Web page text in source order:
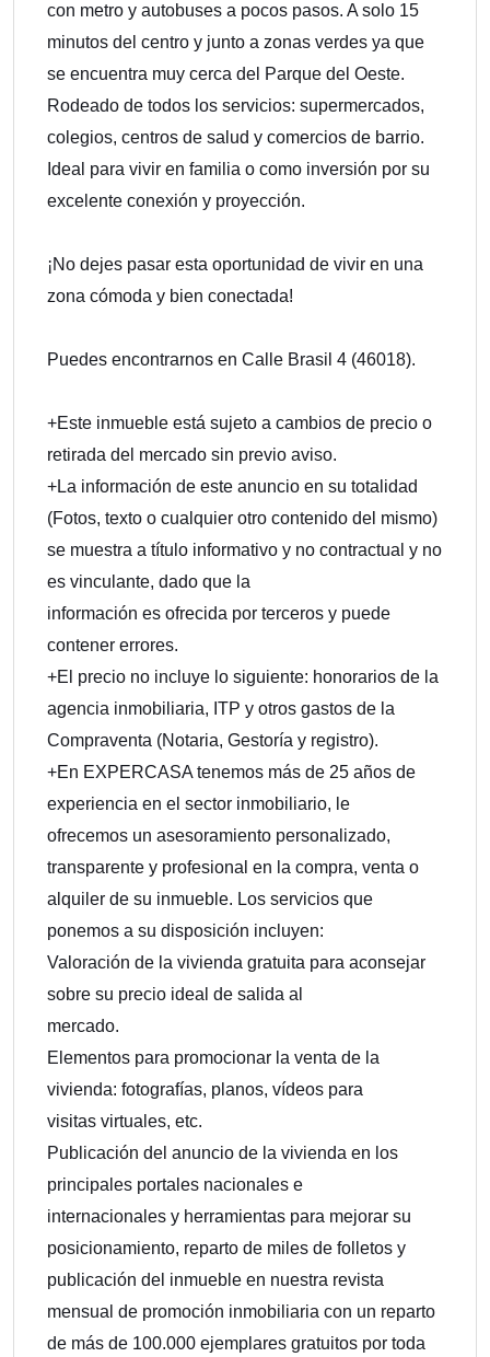
con metro y autobuses a pocos pasos. A solo 15
minutos del centro y junto a zonas verdes ya que
se encuentra muy cerca del Parque del Oeste.
Rodeado de todos los servicios: supermercados,
colegios, centros de salud y comercios de barrio.
Ideal para vivir en familia o como inversión por su
excelente conexión y proyección.
¡No dejes pasar esta oportunidad de vivir en una
zona cómoda y bien conectada!
Puedes encontrarnos en Calle Brasil 4 (46018).
+Este inmueble está sujeto a cambios de precio o
retirada del mercado sin previo aviso.
+La información de este anuncio en su totalidad
(Fotos, texto o cualquier otro contenido del mismo)
se muestra a título informativo y no contractual y no
es vinculante, dado que la
información es ofrecida por terceros y puede
contener errores.
+El precio no incluye lo siguiente: honorarios de la
agencia inmobiliaria, ITP y otros gastos de la
Compraventa (Notaria, Gestoría y registro).
+En EXPERCASA tenemos más de 25 años de
experiencia en el sector inmobiliario, le
ofrecemos un asesoramiento personalizado,
transparente y profesional en la compra, venta o
alquiler de su inmueble. Los servicios que
ponemos a su disposición incluyen:
Valoración de la vivienda gratuita para aconsejar
sobre su precio ideal de salida al
mercado.
Elementos para promocionar la venta de la
vivienda: fotografías, planos, vídeos para
visitas virtuales, etc.
Publicación del anuncio de la vivienda en los
principales portales nacionales e
internacionales y herramientas para mejorar su
posicionamiento, reparto de miles de folletos y
publicación del inmueble en nuestra revista
mensual de promoción inmobiliaria con un reparto
de más de 100.000 ejemplares gratuitos por toda